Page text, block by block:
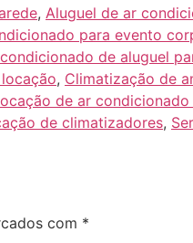
, Aluguel de ar
para evento
de aluguel
, Climatização de
de ar
de climatizadores,
com *